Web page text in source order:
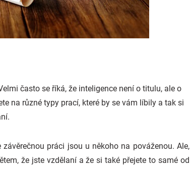
často se říká, že inteligence není o titulu, ale o
na různé typy prací, které by se vám líbily a tak si
práci jsou u někoho na pováženou. Ale,
že jste vzdělaní a že si také přejete to samé od